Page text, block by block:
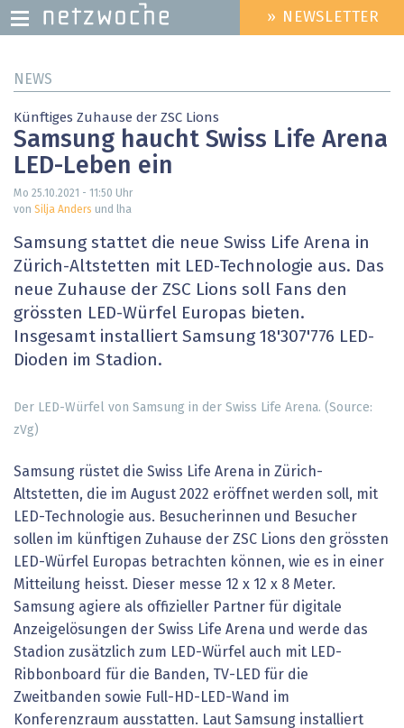
zum
HEADER
MENU
» NEWSLETTER
NEWS
Künftiges Zuhause der ZSC Lions
Samsung haucht Swiss Life Arena
LED-Leben ein
Mo 25.10.2021 - 11:50 Uhr
von Silja Anders und lha
Samsung stattet die neue Swiss Life Arena in
Zürich-Altstetten mit LED-Technologie aus. Das
neue Zuhause der ZSC Lions soll Fans den
grössten LED-Würfel Europas bieten.
Insgesamt installiert Samsung 18'307'776 LED-
Dioden im Stadion.
Der LED-Würfel von Samsung in der Swiss Life Arena. (Source:
zVg)
Samsung rüstet die Swiss Life Arena in Zürich-
Altstetten, die im August 2022 eröffnet werden soll, mit
LED-Technologie aus. Besucherinnen und Besucher
sollen im künftigen Zuhause der ZSC Lions den grössten
LED-Würfel Europas betrachten können, wie es in einer
Mitteilung heisst. Dieser messe 12 x 12 x 8 Meter.
Samsung agiere als offizieller Partner für digitale
Anzeigelösungen der Swiss Life Arena und werde das
Stadion zusätzlich zum LED-Würfel auch mit LED-
Ribbonboard für die Banden, TV-LED für die
Zweitbanden sowie Full-HD-LED-Wand im
Konferenzraum ausstatten. Laut Samsung installiert